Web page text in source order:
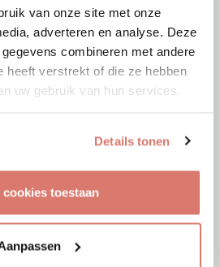
van onze site met onze
adverteren en analyse. Deze
combineren met andere
heeft verstrekt of die ze hebben
uw gebruik van hun services.
Details tonen
cookies toestaan